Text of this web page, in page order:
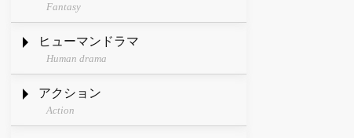
Fantasy
ヒューマンドラマ
Human drama
アクション
Action